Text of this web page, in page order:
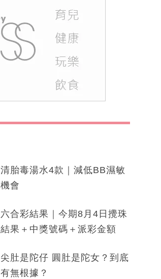
清胎毒湯水4款｜減低BB濕敏
機會
六合彩結果｜今期8月4日攪珠
結果＋中獎號碼＋派彩金額
尖肚是陀仔 圓肚是陀女？到底
有無根據？